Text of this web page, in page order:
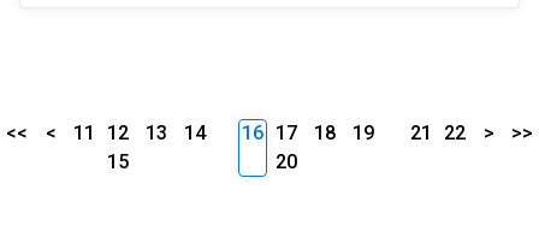
<< < 11 12 13
14
15
16 17 18
19
20
21 22 > >>